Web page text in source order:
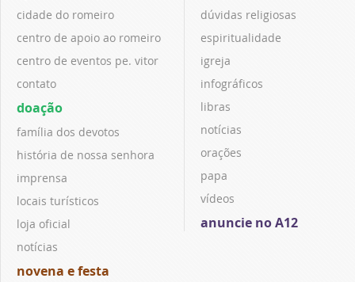
cidade do romeiro
centro de apoio ao romeiro
centro de eventos pe. vitor
contato
doação
família dos devotos
história de nossa senhora
imprensa
locais turísticos
loja oficial
notícias
novena e festa
dúvidas religiosas
espiritualidade
igreja
infográficos
libras
notícias
orações
papa
vídeos
anuncie no A12